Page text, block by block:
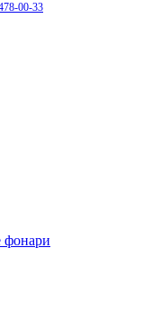
00-33
фонари